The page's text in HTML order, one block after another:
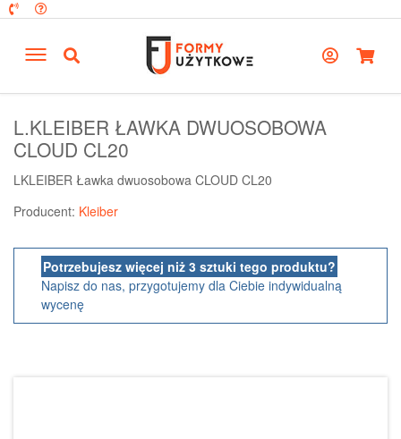
L.KLEIBER ŁAWKA DWUOSOBOWA
CLOUD CL20
LKLEIBER Ławka dwuosobowa CLOUD CL20
Producent: Kleiber
Potrzebujesz więcej niż 3 sztuki tego produktu?
Napisz do nas, przygotujemy dla Ciebie indywidualną
wycenę